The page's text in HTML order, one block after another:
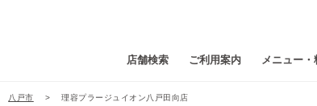
店舗検索 ご利用案内 メニュー・
八戸市 理容プラージュイオン八戸田向店